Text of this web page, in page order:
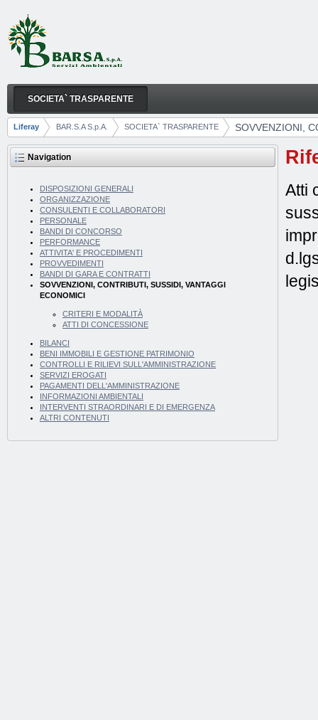
Skip to Content
SOVVENZIONI, CONTRIBUTI, SUSSIDI, VANTAGGI
Navigation
SOCIETA` TRASPARENTE
Breadcrumbs
Liferay BAR.S.A S.p.A. SOCIETA` TRASPARENTE SOVVENZIONI,
Navigation
DISPOSIZIONI GENERALI
ORGANIZZAZIONE
CONSULENTI E COLLABORATORI
PERSONALE
BANDI DI CONCORSO
PERFORMANCE
ATTIVITA' E PROCEDIMENTI
PROVVEDIMENTI
BANDI DI GARA E CONTRATTI
SOVVENZIONI, CONTRIBUTI, SUSSIDI, VANTAGGI
ECONOMICI
CRITERI E MODALITÀ
ATTI DI CONCESSIONE
BILANCI
BENI IMMOBILI E GESTIONE PATRIMONIO
CONTROLLI E RILIEVI SULL'AMMINISTRAZIONE
SERVIZI EROGATI
PAGAMENTI DELL'AMMINISTRAZIONE
INFORMAZIONI AMBIENTALI
INTERVENTI STRAORDINARI E DI EMERGENZA
ALTRI CONTENUTI
Atti